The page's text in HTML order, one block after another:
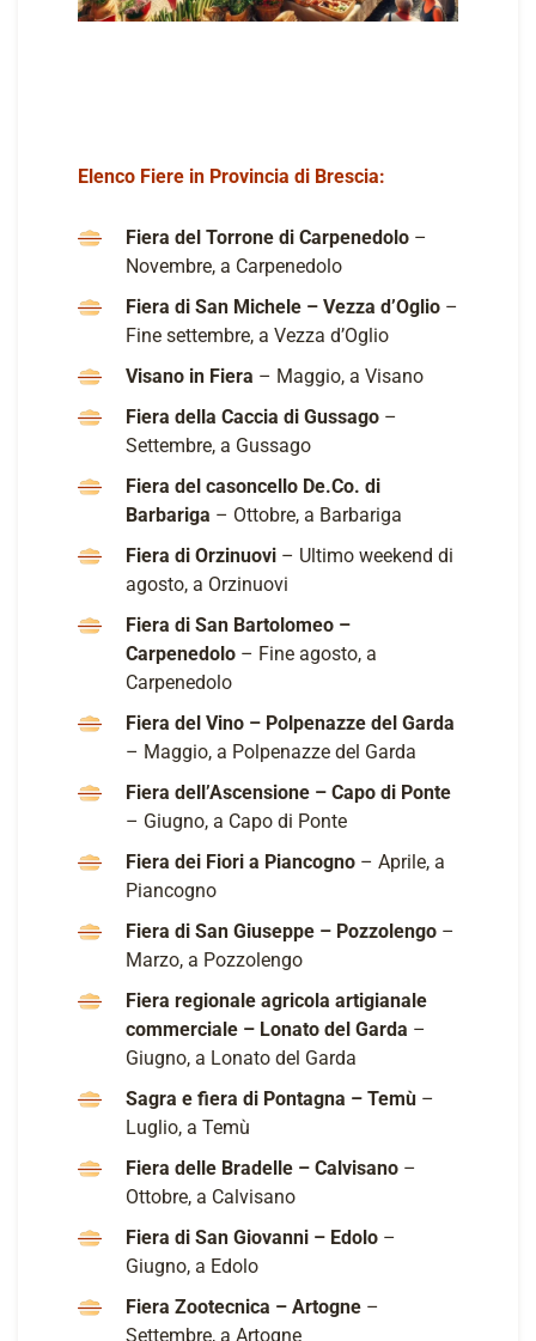
Elenco Fiere in Provincia di Brescia:
Fiera del Torrone di Carpenedolo –
Novembre, a Carpenedolo
Fiera di San Michele – Vezza d’Oglio –
Fine settembre, a Vezza d’Oglio
Visano in Fiera – Maggio, a Visano
Fiera della Caccia di Gussago –
Settembre, a Gussago
Fiera del casoncello De.Co. di
Barbariga – Ottobre, a Barbariga
Fiera di Orzinuovi – Ultimo weekend di
agosto, a Orzinuovi
Fiera di San Bartolomeo –
Carpenedolo – Fine agosto, a
Carpenedolo
Fiera del Vino – Polpenazze del Garda
– Maggio, a Polpenazze del Garda
Fiera dell’Ascensione – Capo di Ponte
– Giugno, a Capo di Ponte
Fiera dei Fiori a Piancogno – Aprile, a
Piancogno
Fiera di San Giuseppe – Pozzolengo –
Marzo, a Pozzolengo
Fiera regionale agricola artigianale
commerciale – Lonato del Garda –
Giugno, a Lonato del Garda
Sagra e fiera di Pontagna – Temù –
Luglio, a Temù
Fiera delle Bradelle – Calvisano –
Ottobre, a Calvisano
Fiera di San Giovanni – Edolo –
Giugno, a Edolo
Fiera Zootecnica – Artogne –
Settembre, a Artogne